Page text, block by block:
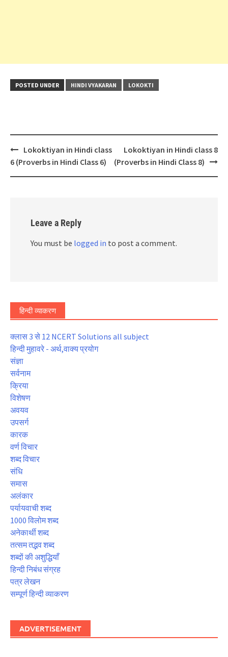
POSTED UNDER HINDI VYAKARAN LOKOKTI
Post
navigation
Lokoktiyan in Hindi class
6 (Proverbs in Hindi Class 6)
Lokoktiyan in Hindi class 8
(Proverbs in Hindi Class 8)
Leave a Reply
You must be logged in to post a comment.
हिन्दी व्याकरण
क्लास 3 से 12 NCERT Solutions all subject
हिन्दी मुहावरे - अर्थ,वाक्य प्रयोग
संज्ञा
सर्वनाम
क्रिया
विशेषण
अवयव
उपसर्ग
कारक
वर्ण विचार
शब्द विचार
संधि
समास
अलंकार
पर्यायवाची शब्द
1000 विलोम शब्द
अनेकार्थी शब्द
तत्सम तद्भव शब्द
शब्दों की अशुद्धियाँ
हिन्दी निबंध संग्रह
पत्र लेखन
सम्पूर्ण हिन्दी व्याकरण
ADVERTISEMENT